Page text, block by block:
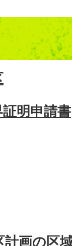
明申請書
画の区